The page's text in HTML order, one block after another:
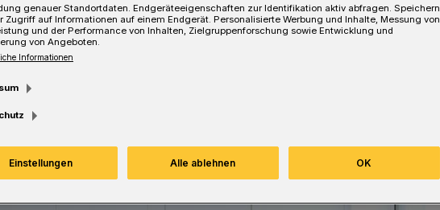
Haus nie bereut.“
Lesezeit
genauer Standortdaten. Endgeräteeigenschaften zur Identifikation aktiv abfragen. Speichern
Zugriff auf Informationen auf einem Endgerät. Personalisierte Werbung und Inhalte, Messung von
und der Performance von Inhalten, Zielgruppenforschung sowie Entwicklung und
von Angeboten.
Informationen
Einstellungen Alle ablehnen OK